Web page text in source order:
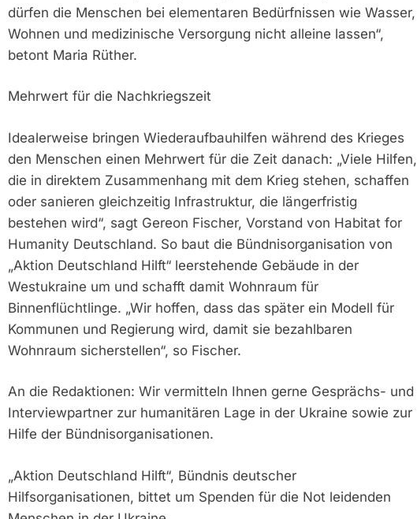
dürfen die Menschen bei elementaren Bedürfnissen wie Wasser,
Wohnen und medizinische Versorgung nicht alleine lassen“,
betont Maria Rüther.
Mehrwert für die Nachkriegszeit
Idealerweise bringen Wiederaufbauhilfen während des Krieges
den Menschen einen Mehrwert für die Zeit danach: „Viele Hilfen,
die in direktem Zusammenhang mit dem Krieg stehen, schaffen
oder sanieren gleichzeitig Infrastruktur, die längerfristig
bestehen wird“, sagt Gereon Fischer, Vorstand von Habitat for
Humanity Deutschland. So baut die Bündnisorganisation von
„Aktion Deutschland Hilft“ leerstehende Gebäude in der
Westukraine um und schafft damit Wohnraum für
Binnenflüchtlinge. „Wir hoffen, dass das später ein Modell für
Kommunen und Regierung wird, damit sie bezahlbaren
Wohnraum sicherstellen“, so Fischer.
An die Redaktionen: Wir vermitteln Ihnen gerne Gesprächs- und
Interviewpartner zur humanitären Lage in der Ukraine sowie zur
Hilfe der Bündnisorganisationen.
„Aktion Deutschland Hilft“, Bündnis deutscher
Hilfsorganisationen, bittet um Spenden für die Not leidenden